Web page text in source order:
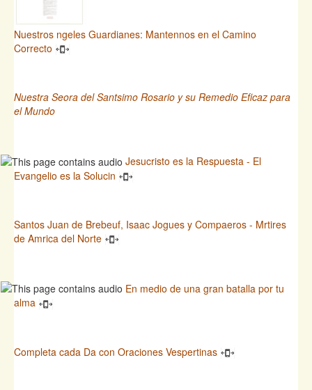
Nuestros ngeles Guardianes: Mantennos en el Camino
Correcto
Nuestra Seora del Santsimo Rosario y su Remedio Eficaz para
el Mundo
Jesucristo es la Respuesta - El
Evangelio es la Solucin
Santos Juan de Brebeuf, Isaac Jogues y Compaeros - Mrtires
de Amrica del Norte
En medio de una gran batalla por tu
alma
Completa cada Da con Oraciones Vespertinas